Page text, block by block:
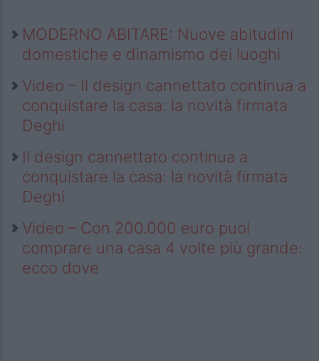
MODERNO ABITARE: Nuove abitudini
domestiche e dinamismo dei luoghi
Video – Il design cannettato continua a
conquistare la casa: la novità firmata
Deghi
Il design cannettato continua a
conquistare la casa: la novità firmata
Deghi
Video – Con 200.000 euro puoi
comprare una casa 4 volte più grande:
ecco dove